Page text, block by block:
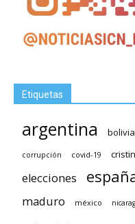
Etiquetas
argentina bolivia
corrupción covid-19
elecciones
maduro méxico